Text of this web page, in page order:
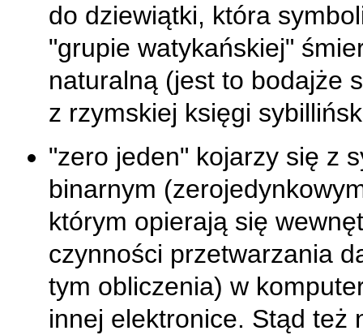
do dziewiątki, która
"grupie watykańskiej"
naturalną (jest to bodajże
z rzymskiej księgi
"zero jeden" kojarzy się z
binarnym
którym opierają się
czynności przetwarzania
tym obliczenia) w
innej elektronice. Stąd też